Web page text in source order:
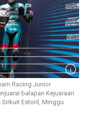
Racing Junior
balapan Kejuaraan
Estoril, Minggu